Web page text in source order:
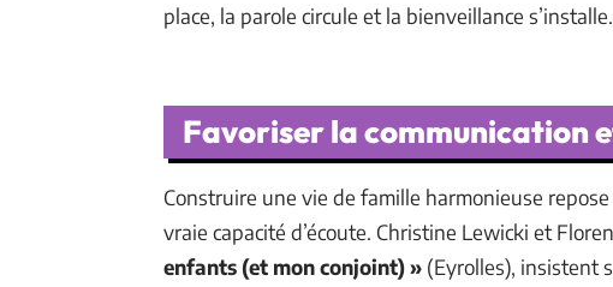
place, la parole circule et la bienveillance s’installe.
Favoriser la communication
Construire une vie de famille harmonieuse
vraie capacité d’écoute. Christine Lewicki et
enfants (et mon conjoint) » (Eyrolles), insistent